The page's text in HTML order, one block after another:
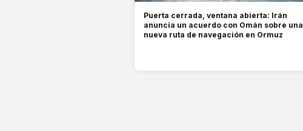
Puerta cerrada, ventana abierta: Irán
anuncia un acuerdo con Omán sobre una
nueva ruta de navegación en Ormuz